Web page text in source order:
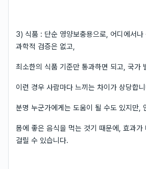
3) 식품 : 단순 영양보충용으로, 어디에서나
과학적 검증은 없고,
최소한의 식품 기준만 통과하면 되고, 국가
이런 경우 사람마다 느끼는 차이가 상당합
분명 누군가에게는 도움이 될 수도 있지만,
몸에 좋은 음식을 먹는 것기 때문에, 효과가
걸릴 수 있습니다.